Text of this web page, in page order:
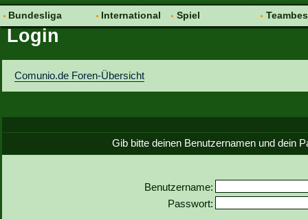
Bundesliga
Hot News
Spielanalyse
Vereinsdiskussion
International
Spiel
Login
Comunio.de Foren-Übersicht
Gib bitte deinen Benutzernamen und dein
Benutzername:
Passwort: